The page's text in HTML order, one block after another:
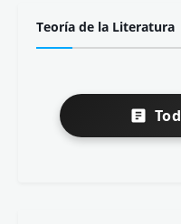
Teoría de la Literatura